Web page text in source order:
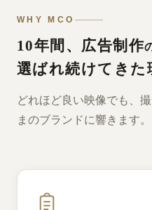
WHY MCO
10年間、広告制作
選ばれ続けてきた
どれほど良い映像でも、
まのブランドに響きます。